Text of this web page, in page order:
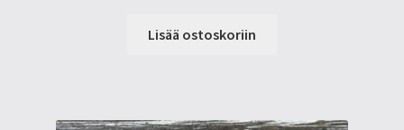
Lisää ostoskoriin